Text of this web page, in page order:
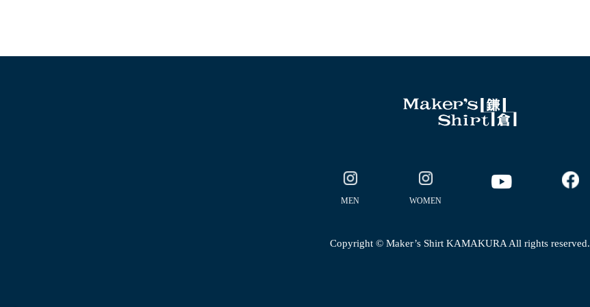
MEN WOMEN
Copyright © Maker’s Shirt KAMAKURA All rights reserved.